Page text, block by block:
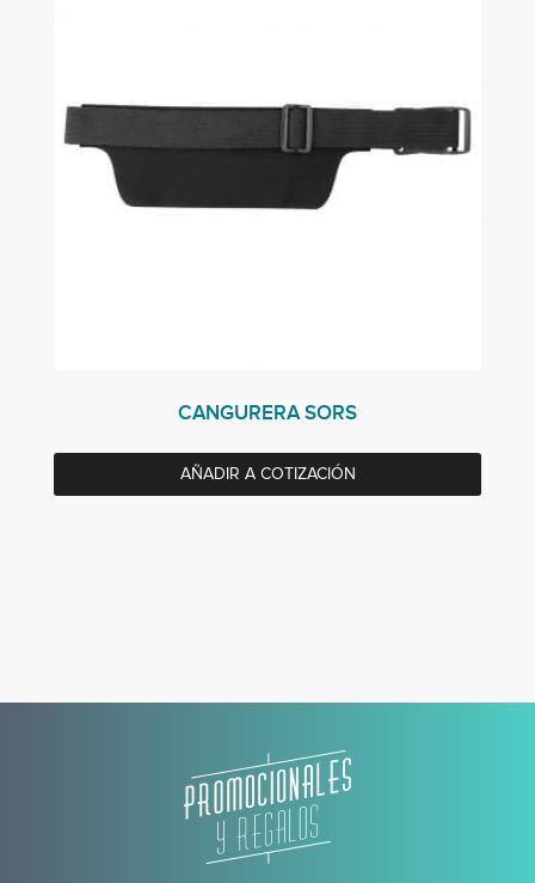
CANGURERA SORS
AÑADIR A COTIZACIÓN